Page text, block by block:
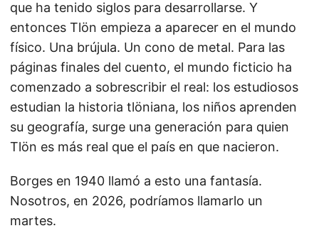
que ha tenido siglos para desarrollarse. Y
entonces Tlön empieza a aparecer en el mundo
físico. Una brújula. Un cono de metal. Para las
páginas finales del cuento, el mundo ficticio ha
comenzado a sobrescribir el real: los estudiosos
estudian la historia tlöniana, los niños aprenden
su geografía, surge una generación para quien
Tlön es más real que el país en que nacieron.
Borges en 1940 llamó a esto una fantasía.
Nosotros, en 2026, podríamos llamarlo un
martes.